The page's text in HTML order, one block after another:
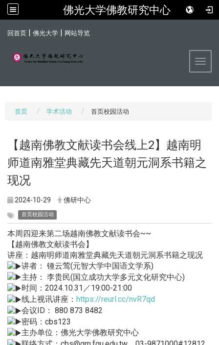
佛光大学佛教研究中心
回首页 | 佛光大学 | 网站导览
首页 学术活动 首页校园活动
【越南佛教文献读书会线上2】越南明
师道南雅堂典藏先天道朝元洞系书籍之
现况
2024-10-29 佛研中心
首页校园活动
本周四迎来第二场越南佛教文献读书会~~
【越南佛教文献读书会】
讲座：越南明师道南雅堂典藏先天道朝元洞系书籍之现况
讲者： 锺云莺(元智大学中国语文学系)
主持： 李贵民(国立成功大学多元文化研究中心)
时间：2024.10.31／19:00-21:00
线上视讯讲座： https://reurl.cc/nvR7qd
会议ID： 880 873 8482
密码：cbs123
主办单位：佛光大学佛教研究中心